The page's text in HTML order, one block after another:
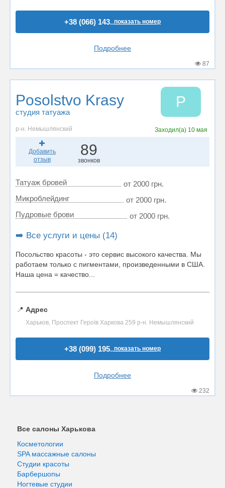
+38 (066) 143..показать номер
Подробнее
87
Posolstvo Krasy
студия татуажа
P
р-н. Немышлянский Заходил(а) 10 мая
Добавить
отзыв
89
звонков
Татуаж бровей
от 2000 грн.
Микроблейдинг
от 2000 грн.
Пудровые брови
от 2000 грн.
➡️ Все услуги и цены (14)
Посольство красоты - это сервис высокого качества. Мы
работаем только с пигментами, произведенными в США.
Наша цена = качество...
📍 Адрес
Харьков, Проспект Героїв Харкова 259 р-н. Немышлянский
+38 (099) 195..показать номер
Подробнее
232
Все салоны Харькова
Косметологии
SPA массажные салоны
Студии красоты
Барбершопы
Ногтевые студии